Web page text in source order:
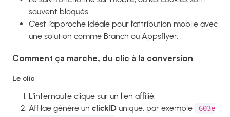
souvent bloqués.
C’est l’approche idéale pour l’attribution mobile avec
une solution comme Branch ou Appsflyer.
Comment ça marche, du clic à la conversion
Le clic
L’internaute clique sur un lien affilié.
Affilae génère un clickID unique, par exemple
603e